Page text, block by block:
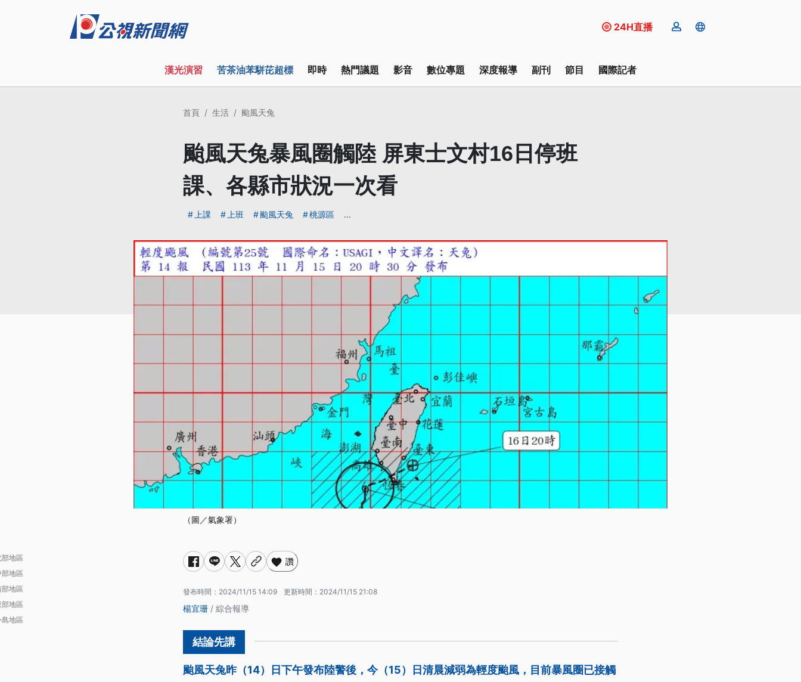
24H直播
漢光演習 苦茶油苯駢芘超標 即時 熱門議題 影音 數位專題 深度報導 副刊 節目 國際記者
首頁 生活 颱風天兔
颱風天兔暴風圈觸陸 屏東士文村16日停班
課、各縣市狀況一次看
上課 上班 颱風天兔 桃源區 ...
（圖／氣象署）
部地區
部地區
部地區
部地區
島地區
讚
發布時間： 2024/11/15 14:09 更新時間： 2024/11/15 21:08
楊宜珊 / 綜合報導
颱風天兔昨（14）日下午發布陸警後，今（15）日清晨減弱為輕度颱風，目前暴風圈已接觸